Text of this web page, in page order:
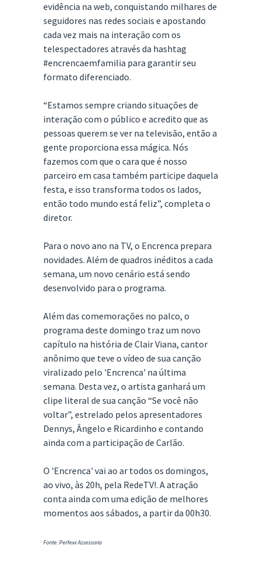
evidência na web, conquistando milhares de
seguidores nas redes sociais e apostando
cada vez mais na interação com os
telespectadores através da hashtag
#encrencaemfamilia para garantir seu
formato diferenciado.
“Estamos sempre criando situações de
interação com o público e acredito que as
pessoas querem se ver na televisão, então a
gente proporciona essa mágica. Nós
fazemos com que o cara que é nosso
parceiro em casa também participe daquela
festa, e isso transforma todos os lados,
então todo mundo está feliz”, completa o
diretor.
Para o novo ano na TV, o Encrenca prepara
novidades. Além de quadros inéditos a cada
semana, um novo cenário está sendo
desenvolvido para o programa.
Além das comemorações no palco, o
programa deste domingo traz um novo
capítulo na história de Clair Viana, cantor
anônimo que teve o vídeo de sua canção
viralizado pelo 'Encrenca' na última
semana. Desta vez, o artista ganhará um
clipe literal de sua canção “Se você não
voltar”, estrelado pelos apresentadores
Dennys, Ângelo e Ricardinho e contando
ainda com a participação de Carlão.
O 'Encrenca' vai ao ar todos os domingos,
ao vivo, às 20h, pela RedeTV!. A atração
conta ainda com uma edição de melhores
momentos aos sábados, a partir da 00h30.
Fonte: Perfexx Assessoria